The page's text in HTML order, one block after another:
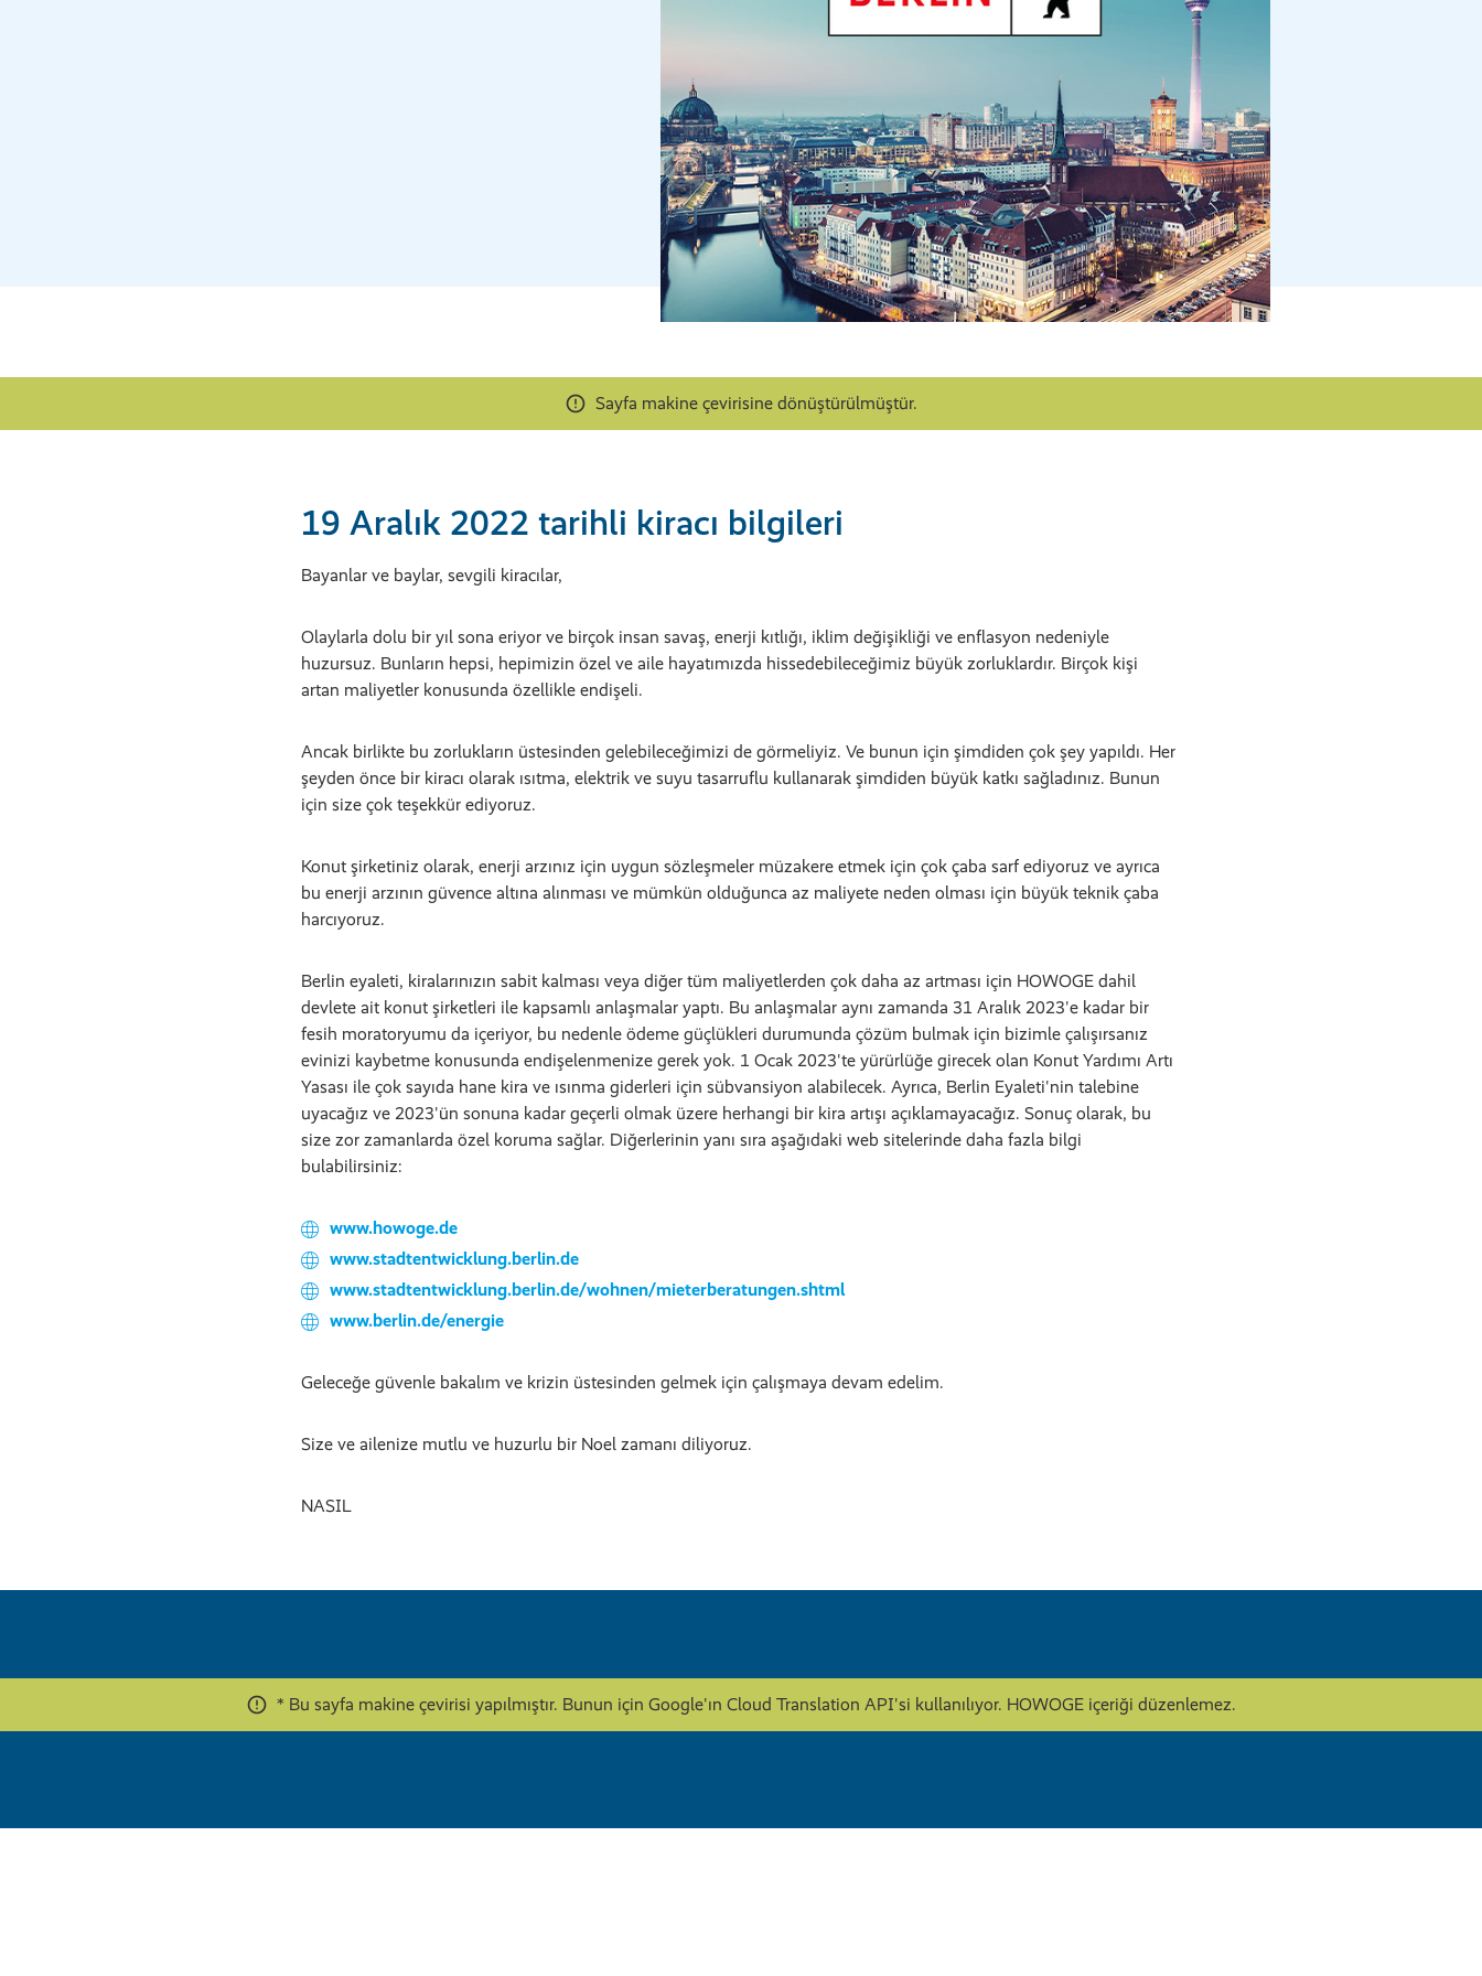
Sayfa makine çevirisine dönüştürülmüştür.
19 Aralık 2022 tarihli kiracı bilgileri
Bayanlar ve baylar, sevgili kiracılar,
Olaylarla dolu bir yıl sona eriyor ve birçok insan savaş, enerji kıtlığı, iklim değişikliği ve enflasyon nedeniyle
huzursuz. Bunların hepsi, hepimizin özel ve aile hayatımızda hissedebileceğimiz büyük zorluklardır. Birçok kişi
artan maliyetler konusunda özellikle endişeli.
Ancak birlikte bu zorlukların üstesinden gelebileceğimizi de görmeliyiz. Ve bunun için şimdiden çok şey yapıldı. Her
şeyden önce bir kiracı olarak ısıtma, elektrik ve suyu tasarruflu kullanarak şimdiden büyük katkı sağladınız. Bunun
için size çok teşekkür ediyoruz.
Konut şirketiniz olarak, enerji arzınız için uygun sözleşmeler müzakere etmek için çok çaba sarf ediyoruz ve ayrıca
bu enerji arzının güvence altına alınması ve mümkün olduğunca az maliyete neden olması için büyük teknik çaba
harcıyoruz.
Berlin eyaleti, kiralarınızın sabit kalması veya diğer tüm maliyetlerden çok daha az artması için HOWOGE dahil
devlete ait konut şirketleri ile kapsamlı anlaşmalar yaptı. Bu anlaşmalar aynı zamanda 31 Aralık 2023'e kadar bir
fesih moratoryumu da içeriyor, bu nedenle ödeme güçlükleri durumunda çözüm bulmak için bizimle çalışırsanız
evinizi kaybetme konusunda endişelenmenize gerek yok. 1 Ocak 2023'te yürürlüğe girecek olan Konut Yardımı Artı
Yasası ile çok sayıda hane kira ve ısınma giderleri için sübvansiyon alabilecek. Ayrıca, Berlin Eyaleti'nin talebine
uyacağız ve 2023'ün sonuna kadar geçerli olmak üzere herhangi bir kira artışı açıklamayacağız. Sonuç olarak, bu
size zor zamanlarda özel koruma sağlar. Diğerlerinin yanı sıra aşağıdaki web sitelerinde daha fazla bilgi
bulabilirsiniz:
www.howoge.de
www.stadtentwicklung.berlin.de
www.stadtentwicklung.berlin.de/wohnen/mieterberatungen.shtml
www.berlin.de/energie
Geleceğe güvenle bakalım ve krizin üstesinden gelmek için çalışmaya devam edelim.
Size ve ailenize mutlu ve huzurlu bir Noel zamanı diliyoruz.
NASIL
* Bu sayfa makine çevirisi yapılmıştır. Bunun için Google'ın Cloud Translation API'si kullanılıyor. HOWOGE içeriği düzenlemez.